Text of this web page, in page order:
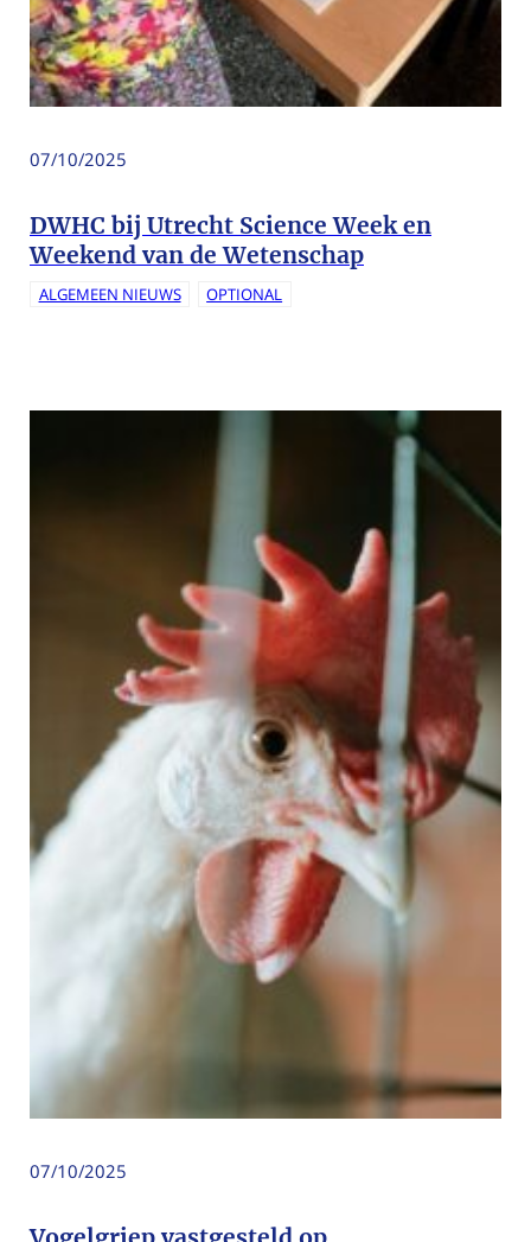
07/10/2025
DWHC bij Utrecht Science Week en
Weekend van de Wetenschap
ALGEMEEN NIEUWS OPTIONAL
07/10/2025